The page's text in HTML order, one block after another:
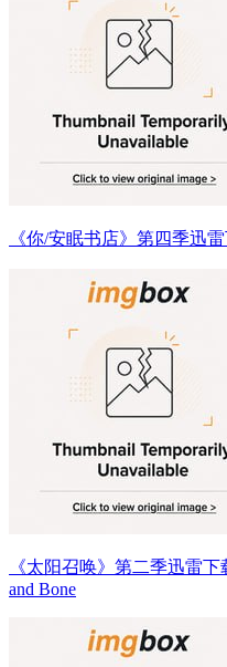
《你/安眠书店》第四季迅
《太阳召唤》第二季迅雷
and Bone